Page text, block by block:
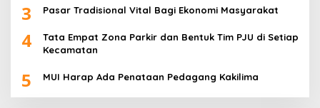
3 Pasar Tradisional Vital Bagi Ekonomi Masyarakat
4
Tata Empat Zona Parkir dan Bentuk Tim PJU di Setiap
Kecamatan
5 MUI Harap Ada Penataan Pedagang Kakilima